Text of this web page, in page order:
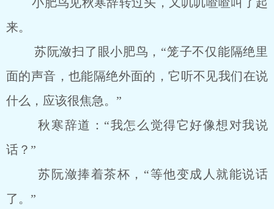
来。
苏阮潋扫了眼小肥鸟，“笼子不仅能隔绝里
面的声音，也能隔绝外面的，它听不见我们在说
什么，应该很焦急。”
秋寒辞道：“我怎么觉得它好像想对我说
话？”
苏阮潋捧着茶杯，“等他变成人就能说话
了。”